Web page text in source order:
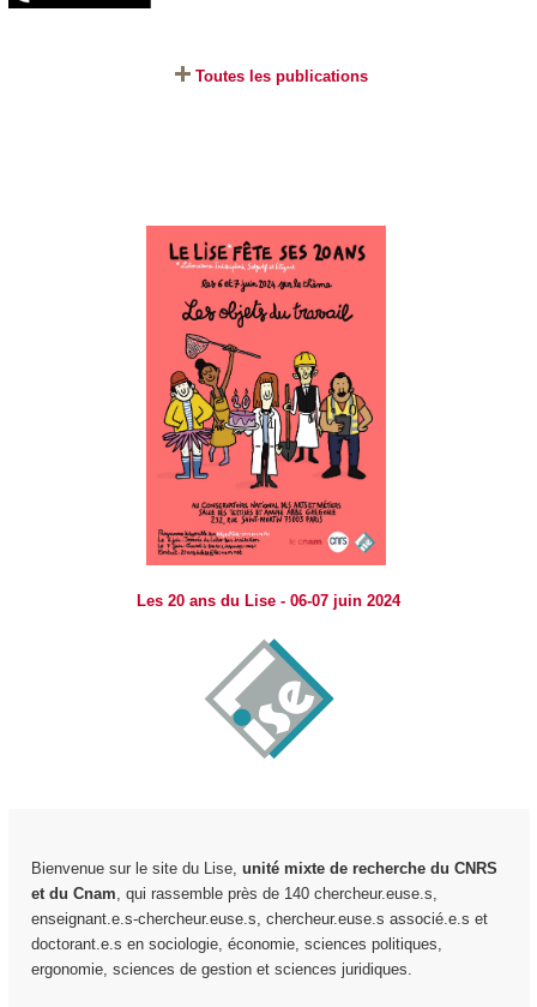
Toutes les publications
Les 20 ans du Lise - 06-07 juin 2024
Bienvenue sur le site du Lise, unité mixte de recherche du CNRS
et du Cnam , qui rassemble près de 140 chercheur.euse.s,
enseignant.e.s-chercheur.euse.s, chercheur.euse.s associé.e.s et
doctorant.e.s en sociologie, économie, sciences politiques,
ergonomie, sciences de gestion et sciences juridiques.